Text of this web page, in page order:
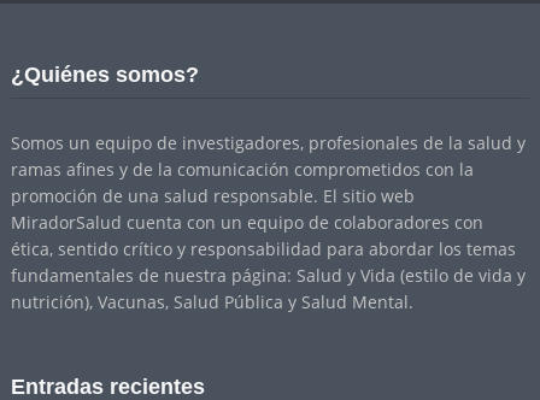
¿Quiénes somos?
Somos un equipo de investigadores, profesionales de la salud y
ramas afines y de la comunicación comprometidos con la
promoción de una salud responsable. El sitio web
MiradorSalud cuenta con un equipo de colaboradores con
ética, sentido crítico y responsabilidad para abordar los temas
fundamentales de nuestra página: Salud y Vida (estilo de vida y
nutrición), Vacunas, Salud Pública y Salud Mental.
Entradas recientes